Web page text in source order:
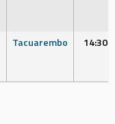
Tacuarembo 14:30